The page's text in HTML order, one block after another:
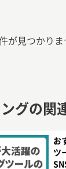
が見つかりま
グの関
お
ツ